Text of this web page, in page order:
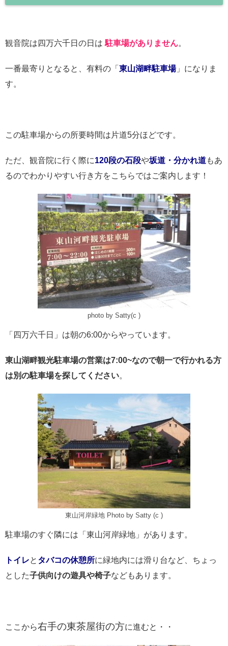
観音院は四万六千日の日は 駐車場がありません。
一番最寄りとなると、有料の「 東山湖畔駐車場」になりま
す。
この駐車場からの所要時間は片道5分ほどです。
ただ、観音院に行く際に120段の石段や坂道・分かれ道もあ
るのでわかりやすい行き方をこちらではご案内します！
photo by Satty(c )
「四万六千日」は朝の6:00からやっています。
東山湖畔観光駐車場の営業は7:00~なので朝一で行かれる方
は別の駐車場を探してください。
東山河岸緑地 Photo by Satty (c )
駐車場のすぐ隣には「東山河岸緑地」があります。
トイレと タバコの休憩所に緑地内には滑り台など、ちょっ
とした子供向けの遊具や椅子などもあります。
ここから右手の東茶屋街の方に進むと・・